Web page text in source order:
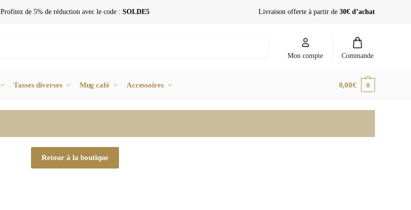
Profitez de 5% de réduction avec le code : SOLDE5 Livraison offerte à partir de 30€ d’achat
Mon compte Commande
Tasses diverses Mug café Accessoires 0,00€ 0
Retour à la boutique